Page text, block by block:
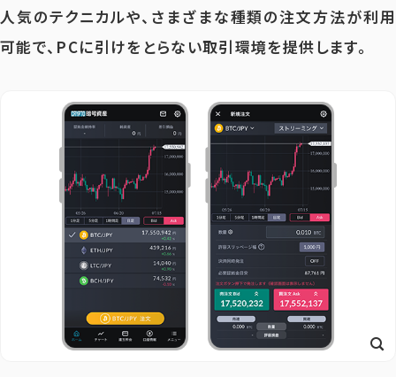
人気のテクニカルや、さまざまな種類の注文方法が利用
可能で、PCに引けをとらない取引環境を提供します。